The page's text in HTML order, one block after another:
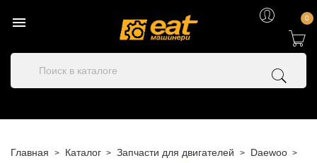
 0
Главная Каталог Запчасти для двигателей
Daewoo